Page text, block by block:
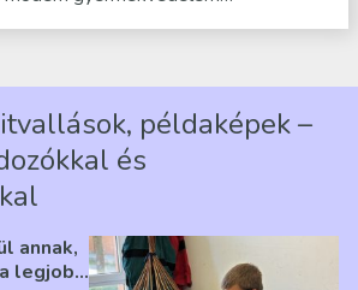
példaképek –
és
annak,
legjobb